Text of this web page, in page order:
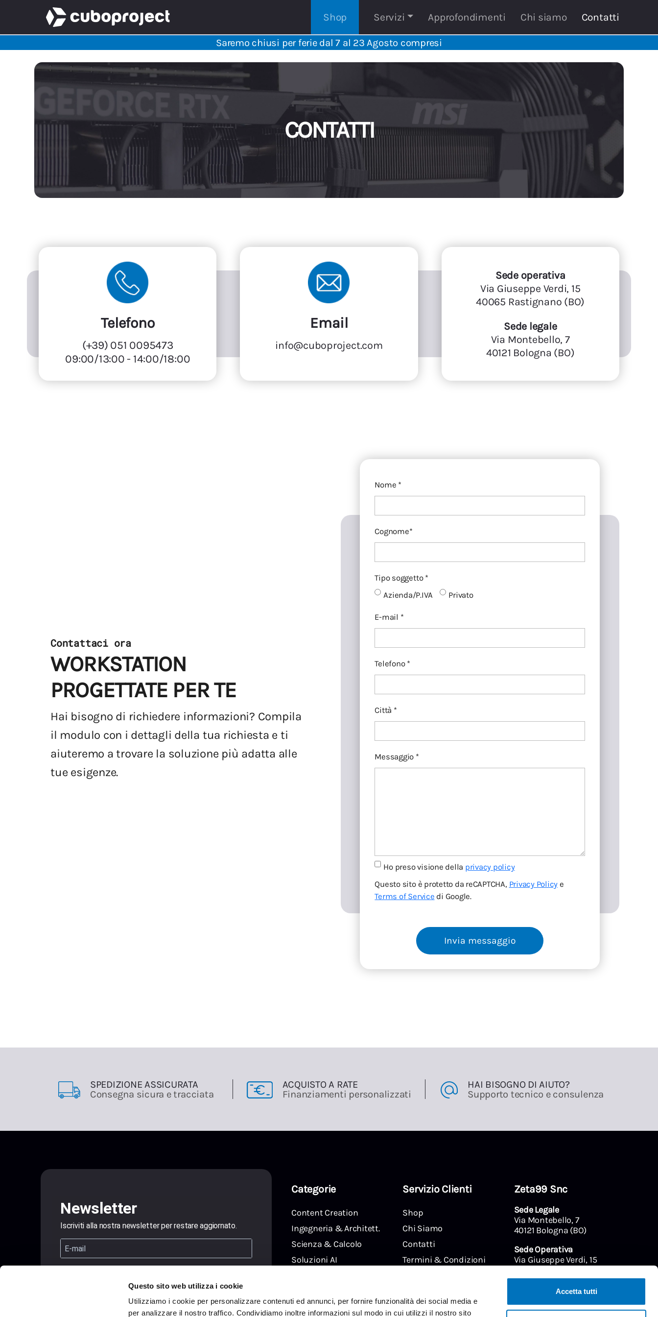
Questo sito web utilizza i cookie
Utilizziamo i cookie per personalizzare contenuti ed annunci, per fornire funzionalità dei social media e
per analizzare il nostro traffico. Condividiamo inoltre informazioni sul modo in cui utilizzi il nostro sito
Accetta tutti
Shop Servizi Approfondimenti Chi siamo Contatti
Saremo chiusi per ferie dal 7 al 23 Agosto compresi
CONTATTI
Telefono
(+39) 051 0095473
09:00/13:00 - 14:00/18:00
Email
info@cuboproject.com
Sede operativa
Via Giuseppe Verdi, 15
40065 Rastignano (BO)
Sede legale
Via Montebello, 7
40121 Bologna (BO)
Contattaci ora
WORKSTATION
PROGETTATE PER TE
Hai bisogno di richiedere informazioni? Compila
il modulo con i dettagli della tua richiesta e ti
aiuteremo a trovare la soluzione più adatta alle
tue esigenze.
Nome *
Cognome*
Tipo soggetto *
Azienda/P.IVA
Privato
E-mail *
Telefono *
Città *
Messaggio *
Ho preso visione della privacy policy
Questo sito è protetto da reCAPTCHA, Privacy Policy e
Terms of Service di Google.
SPEDIZIONE ASSICURATA
Consegna sicura e tracciata
ACQUISTO A RATE
Finanziamenti personalizzati
HAI BISOGNO DI AIUTO?
Supporto tecnico e consulenza
Newsletter
Iscriviti alla nostra newsletter per restare aggiornato.
Iscriviti
Categorie
Content Creation
Ingegneria & Architett.
Scienza & Calcolo
Soluzioni AI
Servizio Clienti
Shop
Chi Siamo
Contatti
Termini & Condizioni
Zeta99 Snc
Sede Legale
Via Montebello, 7
40121 Bologna (BO)
Sede Operativa
Via Giuseppe Verdi, 15
P. IVA 03570331201